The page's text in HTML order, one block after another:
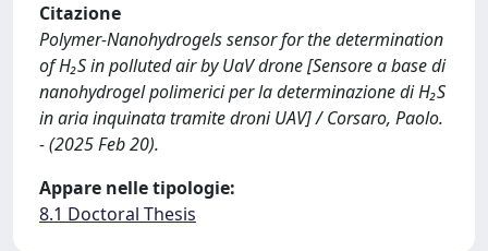
Citazione
Polymer-Nanohydrogels sensor for the determination
of H₂S in polluted air by UaV drone [Sensore a base di
nanohydrogel polimerici per la determinazione di H₂S
in aria inquinata tramite droni UAV] / Corsaro, Paolo.
- (2025 Feb 20).
Appare nelle tipologie:
8.1 Doctoral Thesis